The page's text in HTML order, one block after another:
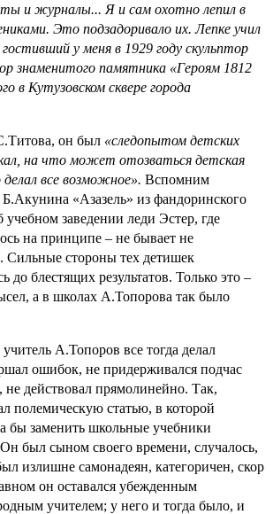
и журналы... Я и сам охотно лепил в
Это подзадоривало их. Лепке учил
гостивший у меня в 1929 году скульптор
знаменитого памятника «Героям 1812
в Кутузовском сквере города
он был «следопытом детских
на что может отозваться детская
все возможное». Вспомним
«Азазель» из фандоринского
учебном заведении леди Эстер, где
на принципе – не бывает не
Сильные стороны тех детишек
до блестящих результатов. Только это –
а в школах А.Топорова так было
учитель А.Топоров все тогда делал
ошибок, не придерживался подчас
не действовал прямолинейно. Так,
полемическую статью, в которой
бы заменить школьные учебники
был сыном своего времени, случалось,
излишне самонадеян, категоричен, скор
он оставался убежденным
учителем; у него и тогда было, и